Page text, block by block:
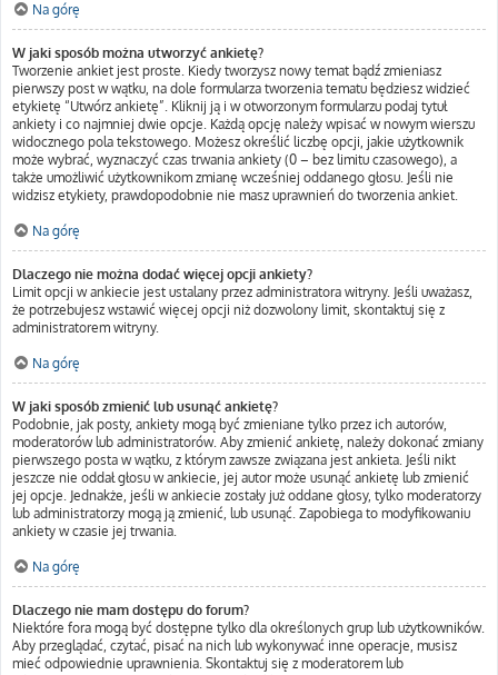
Na górę
W jaki sposób można utworzyć ankietę?
Tworzenie ankiet jest proste. Kiedy tworzysz nowy temat bądź zmieniasz
pierwszy post w wątku, na dole formularza tworzenia tematu będziesz widzieć
etykietę “Utwórz ankietę”. Kliknij ją i w otworzonym formularzu podaj tytuł
ankiety i co najmniej dwie opcje. Każdą opcję należy wpisać w nowym wierszu
widocznego pola tekstowego. Możesz określić liczbę opcji, jakie użytkownik
może wybrać, wyznaczyć czas trwania ankiety (0 – bez limitu czasowego), a
także umożliwić użytkownikom zmianę wcześniej oddanego głosu. Jeśli nie
widzisz etykiety, prawdopodobnie nie masz uprawnień do tworzenia ankiet.
Na górę
Dlaczego nie można dodać więcej opcji ankiety?
Limit opcji w ankiecie jest ustalany przez administratora witryny. Jeśli uważasz,
że potrzebujesz wstawić więcej opcji niż dozwolony limit, skontaktuj się z
administratorem witryny.
Na górę
W jaki sposób zmienić lub usunąć ankietę?
Podobnie, jak posty, ankiety mogą być zmieniane tylko przez ich autorów,
moderatorów lub administratorów. Aby zmienić ankietę, należy dokonać zmiany
pierwszego posta w wątku, z którym zawsze związana jest ankieta. Jeśli nikt
jeszcze nie oddał głosu w ankiecie, jej autor może usunąć ankietę lub zmienić
jej opcje. Jednakże, jeśli w ankiecie zostały już oddane głosy, tylko moderatorzy
lub administratorzy mogą ją zmienić, lub usunąć. Zapobiega to modyfikowaniu
ankiety w czasie jej trwania.
Na górę
Dlaczego nie mam dostępu do forum?
Niektóre fora mogą być dostępne tylko dla określonych grup lub użytkowników.
Aby przeglądać, czytać, pisać na nich lub wykonywać inne operacje, musisz
mieć odpowiednie uprawnienia. Skontaktuj się z moderatorem lub